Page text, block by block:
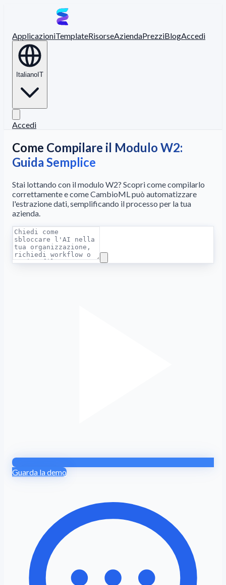
ApplicazioniTemplateRisorseAziendaPrezziBlogAccedi
Italiano IT
Accedi
Come Compilare il Modulo W2:
Guida Semplice
Stai lottando con il modulo W2? Scopri come compilarlo
correttamente e come CambioML può automatizzare
l'estrazione dati, semplificando il processo per la tua
azienda.
Guarda la demo